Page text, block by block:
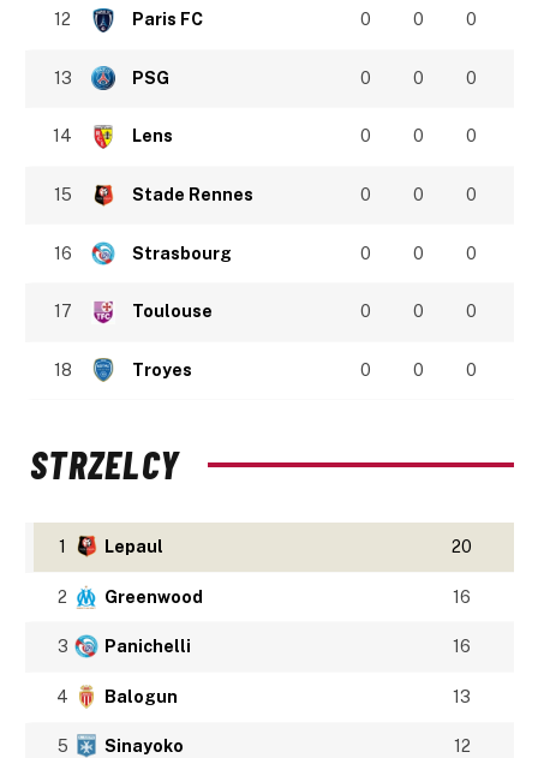
12 Paris FC 0 0 0
13 PSG 0 0 0
14 Lens 0 0 0
15 Stade Rennes 0 0 0
16 Strasbourg 0 0 0
17 Toulouse 0 0 0
18 Troyes 0 0 0
STRZELCY
1 Lepaul 20
2 Greenwood 16
3 Panichelli 16
4 Balogun 13
5 Sinayoko 12